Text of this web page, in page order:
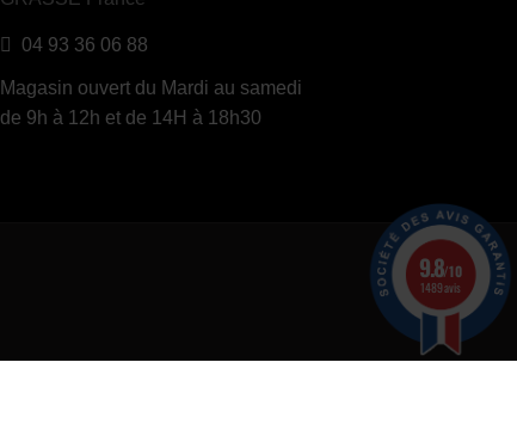
04 93 36 06 88
Magasin ouvert du Mardi au samedi
de 9h à 12h et de 14H à 18h30
9.8/10
1489 avis